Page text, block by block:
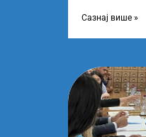
Сазнај више »